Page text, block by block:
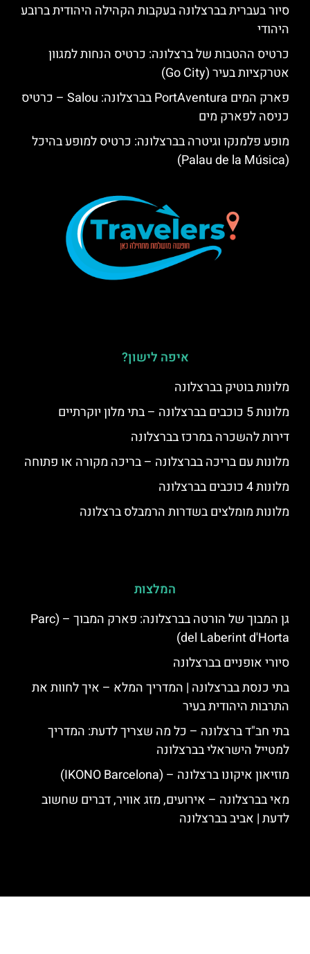
סיור בעברית בברצלונה בעקבות הקהילה היהודית ברובע
היהודי
כרטיס ההטבות של ברצלונה: כרטיס הנחות למגוון
אטרקציות בעיר (Go City)
פארק המים PortAventura בברצלונה: Salou – כרטיס
כניסה לפארק מים
מופע פלמנקו וגיטרה בברצלונה: כרטיס למופע בהיכל
(Palau de la Música)
איפה לישון?
מלונות בוטיק בברצלונה
מלונות 5 כוכבים בברצלונה – בתי מלון יוקרתיים
דירות להשכרה במרכז בברצלונה
מלונות עם בריכה בברצלונה – בריכה מקורה או פתוחה
מלונות 4 כוכבים בברצלונה
מלונות מומלצים בשדרות הרמבלס ברצלונה
המלצות
גן המבוך של הורטה בברצלונה: פארק המבוך – (Parc
del Laberint d'Horta)
סיורי אופניים בברצלונה
בתי כנסת בברצלונה | המדריך המלא – איך לחוות את
התרבות היהודית בעיר
בתי חב"ד ברצלונה – כל מה שצריך לדעת: המדריך
למטייל הישראלי בברצלונה
מוזיאון איקונו ברצלונה – (IKONO Barcelona)
מאי בברצלונה – אירועים, מזג אוויר, דברים שחשוב
לדעת | אביב בברצלונה